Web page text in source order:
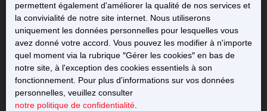
+33 5 49 23 12 11
76 avenue de l'Europe
86220 Dangé-Saint-Romain
permettent également d'améliorer la qualité de nos services et
la convivialité de notre site internet. Nous utiliserons
uniquement les données personnelles pour lesquelles vous
avez donné votre accord. Vous pouvez les modifier à n'importe
quel moment via la rubrique ″Gérer les cookies″ en bas de
notre site, à l'exception des cookies essentiels à son
fonctionnement. Pour plus d'informations sur vos données
personnelles, veuillez consulter
notre politique de confidentialité